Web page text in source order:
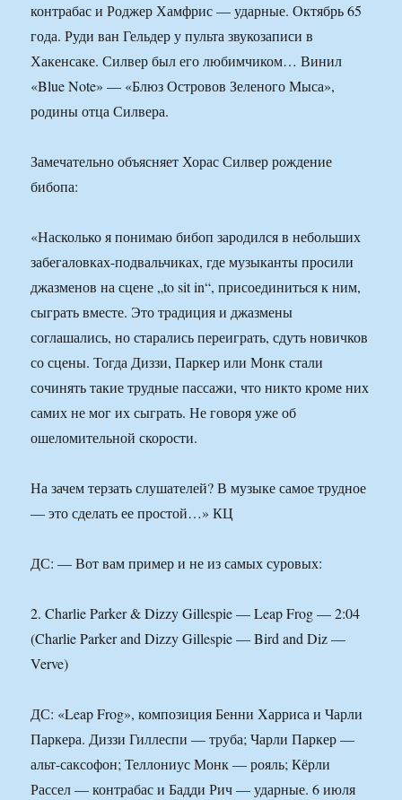
контрабас и Роджер Хамфрис — ударные. Октябрь 65
года. Руди ван Гельдер у пульта звукозаписи в
Хакенсаке. Силвер был его любимчиком… Винил
«Blue Note» — «Блюз Островов Зеленого Мыса»,
родины отца Силвера.
Замечательно объясняет Хорас Силвер рождение
бибопа:
«Насколько я понимаю бибоп зародился в небольших
забегаловках-подвальчиках, где музыканты просили
джазменов на сцене „to sit in“, присоединиться к ним,
сыграть вместе. Это традиция и джазмены
соглашались, но старались переиграть, сдуть новичков
со сцены. Тогда Диззи, Паркер или Монк стали
сочинять такие трудные пассажи, что никто кроме них
самих не мог их сыграть. Не говоря уже об
ошеломительной скорости.
На зачем терзать слушателей? В музыке самое трудное
— это сделать ее простой…» КЦ
ДС: — Вот вам пример и не из самых суровых:
2. Charlie Parker & Dizzy Gillespie — Leap Frog — 2:04
(Charlie Parker and Dizzy Gillespie — Bird and Diz —
Verve)
ДС: «Leap Frog», композиция Бенни Харриса и Чарли
Паркера. Диззи Гиллеспи — труба; Чарли Паркер —
альт-саксофон; Теллониус Монк — рояль; Кёрли
Рассел — контрабас и Бадди Рич — ударные. 6 июля